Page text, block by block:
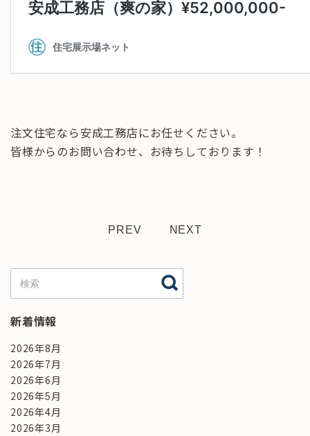
注文住宅なら安成工務店にお任せください。
皆様からのお問い合わせ、お待ちしております！
PREV NEXT
新着情報
2026年8月
2026年7月
2026年6月
2026年5月
2026年4月
2026年3月